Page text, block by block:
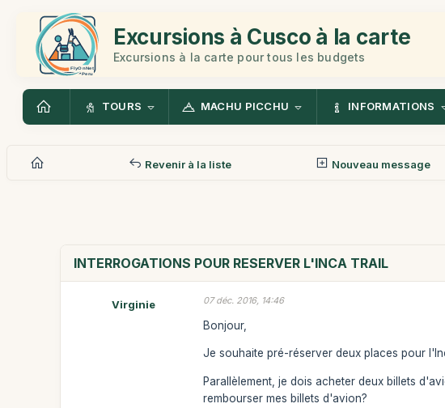
Excursions à Cusco à la carte
Excursions à la carte pour tous les budgets
TOURS MACHU PICCHU INFORMATIONS
Revenir à la liste Nouveau message
INTERROGATIONS POUR RESERVER L'INCA TRAIL
Virginie 07 déc. 2016, 14:46
Bonjour,
Je souhaite pré-réserver deux places pour
Parallèlement, je dois acheter deux billets
rembourser mes billets d'avion?